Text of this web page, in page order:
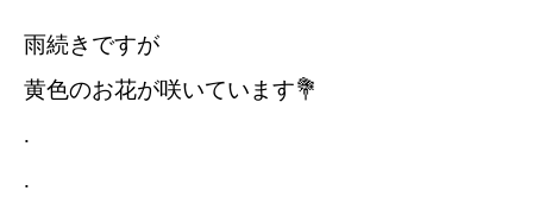
雨続きですが
黄色のお花が咲いています💐
.
.